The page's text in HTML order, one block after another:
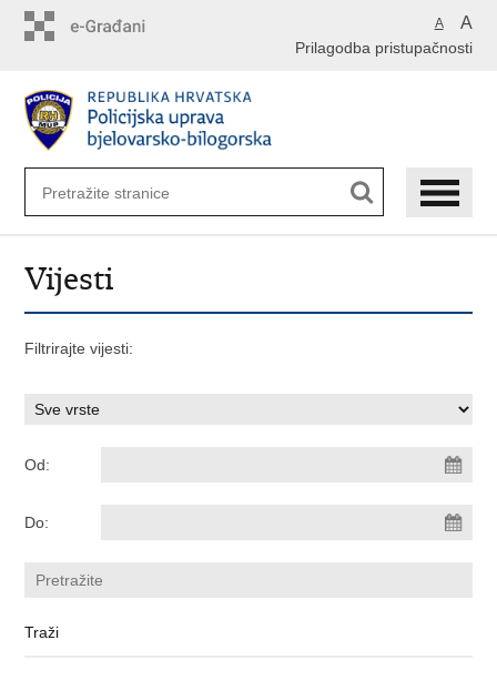
A A
Prilagodba pristupačnosti
Vijesti
Filtrirajte vijesti:
Od:
Do: